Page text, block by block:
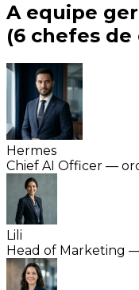
A equipe
(6 chefes
Hermes
Chief AI Officer —
Lili
Head of Marketing